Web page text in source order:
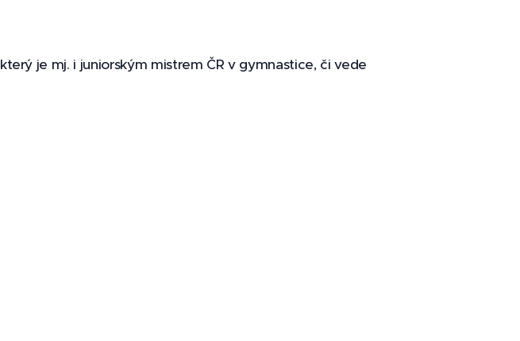
je mj. i juniorským mistrem ČR v gymnastice, či vede